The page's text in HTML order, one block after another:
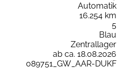
Automatik
16.254 km
5
Blau
Zentrallager
ab ca. 18.08.2026
089751_GW_AAR-DUKF